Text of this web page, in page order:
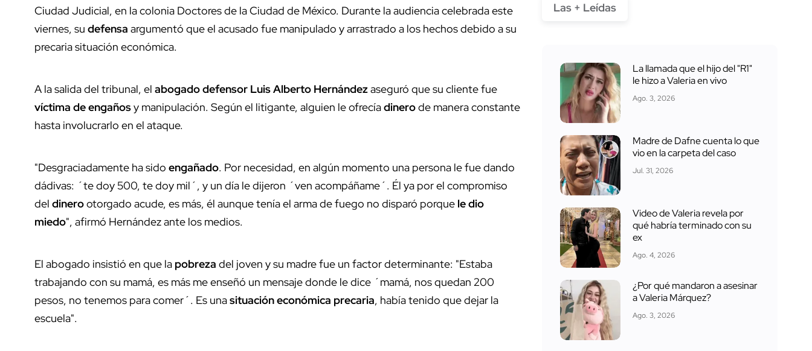
Ciudad Judicial, en la colonia Doctores de la Ciudad de México. Durante la audiencia celebrada este
viernes, su defensa argumentó que el acusado fue manipulado y arrastrado a los hechos debido a su
precaria situación económica.
A la salida del tribunal, el abogado defensor Luis Alberto Hernándezaseguró que su cliente fue
víctima de engañosy manipulación. Según el litigante, alguien le ofrecíadinerode manera constante
hasta involucrarlo en el ataque.
"Desgraciadamente ha sido engañado. Por necesidad, en algún momento una persona le fue dando
dádivas: ´te doy 500, te doy mil´, y un día le dijeron ´ven acompáñame´. Él ya por el compromiso
del dinerootorgado acude, es más, él aunque tenía el arma de fuego no disparó porque le dio
miedo", afirmó Hernández ante los medios.
El abogado insistió en que la pobreza del joven y su madre fue un factor determinante: "Estaba
trabajando con su mamá, es más me enseñó un mensaje donde le dice ´mamá, nos quedan 200
pesos, no tenemos para comer´. Es unasituación económica precaria, había tenido que dejar la
escuela".
Las + Leídas
La llamada que el hijo del "R1"
le hizo a Valeria en vivo
Ago. 3, 2026
Madre de Dafne cuenta lo que
vio en la carpeta del caso
Jul. 31, 2026
Video de Valeria revela por
qué habría terminado con su
ex
Ago. 4, 2026
¿Por qué mandaron a asesinar
a Valeria Márquez?
Ago. 3, 2026